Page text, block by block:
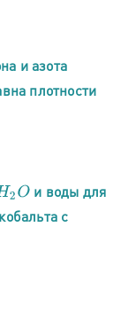
и азота
плотности
и воды для
с